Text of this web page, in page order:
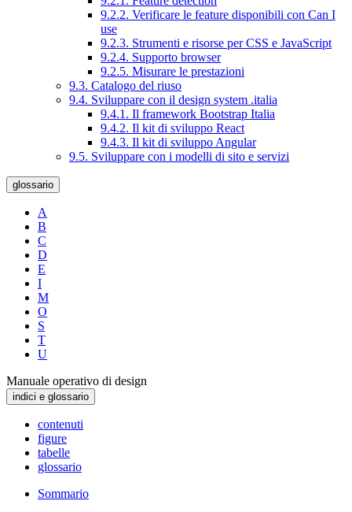
9.2.2. Verificare le feature disponibili con Can I
use
9.2.3. Strumenti e risorse per CSS e JavaScript
9.2.4. Supporto browser
9.2.5. Misurare le prestazioni
9.3. Catalogo del riuso
9.4. Sviluppare con il design system .italia
9.4.1. Il framework Bootstrap Italia
9.4.2. Il kit di sviluppo React
9.4.3. Il kit di sviluppo Angular
9.5. Sviluppare con i modelli di sito e servizi
glossario
A
B
C
D
E
I
M
O
S
T
U
Manuale operativo di design
indici e glossario
contenuti
figure
tabelle
glossario
Sommario